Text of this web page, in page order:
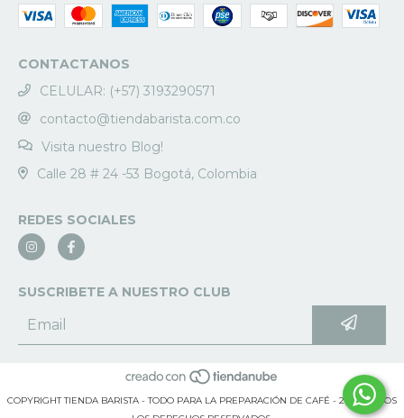
CONTACTANOS
CELULAR: (+57) 3193290571
contacto@tiendabarista.com.co
Visita nuestro Blog!
Calle 28 # 24 -53 Bogotá, Colombia
REDES SOCIALES
SUSCRIBETE A NUESTRO CLUB
COPYRIGHT TIENDA BARISTA - TODO PARA LA PREPARACIÓN DE CAFÉ - 2026. TODOS